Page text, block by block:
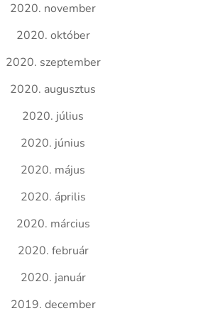
2020. november
2020. október
2020. szeptember
2020. augusztus
2020. július
2020. június
2020. május
2020. április
2020. március
2020. február
2020. január
2019. december